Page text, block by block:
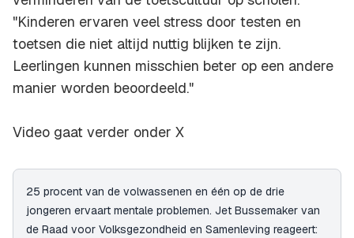
"Kinderen ervaren veel stress door testen en
toetsen die niet altijd nuttig blijken te zijn.
Leerlingen kunnen misschien beter op een andere
manier worden beoordeeld."
Video gaat verder onder X
25 procent van de volwassenen en één op de drie
jongeren ervaart mentale problemen. Jet Bussemaker van
de Raad voor Volksgezondheid en Samenleving reageert: